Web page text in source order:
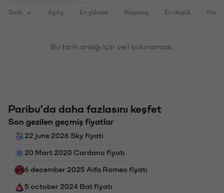
Tarih Açılış En yüksek Kapanış En düşük
Bu tarih aralığı için veri bulunamadı.
Paribu'da daha fazlasını keşfet
Son gezilen geçmiş fiyatlar
22 june 2026 Sky fiyatı
20 Mart 2020 Cardano fiyatı
6 december 2025 Alfa Romeo fiyatı
5 october 2024 Bat fiyatı